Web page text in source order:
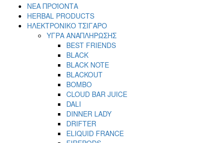
ΝΕΑ ΠΡΟΪΟΝΤΑ
HERBAL PRODUCTS
ΗΛΕΚΤΡΟΝΙΚΟ ΤΣΙΓΑΡΟ
ΥΓΡΑ ΑΝΑΠΛΗΡΩΣΗΣ
BEST FRIENDS
BLACK
BLACK NOTE
BLACKOUT
BOMBO
CLOUD BAR JUICE
DALI
DINNER LADY
DRIFTER
ELIQUID FRANCE